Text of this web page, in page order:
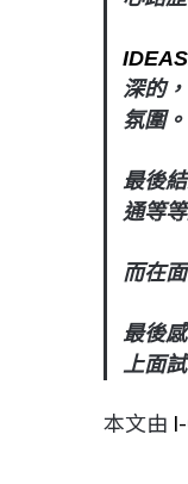
深的
氛圍。
最後
通等
而在
最後
上面
本文由